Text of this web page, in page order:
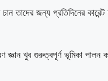
তাদের জন্য প্রতিদিনের
জ্ঞান খুব গুরুত্বপূর্ণ ভূমিকা